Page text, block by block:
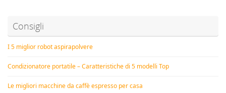
Consigli
I 5 miglior robot aspirapolvere
Condizionatore portatile – Caratteristiche di 5 modelli Top
Le migliori macchine da caffè espresso per casa